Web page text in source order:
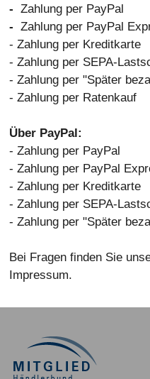
- Zahlung per PayPal
- Zahlung per PayPal
- Zahlung per Kreditkarte
- Zahlung per SEPA-
- Zahlung per "Später
- Zahlung per Ratenkauf
Über PayPal:
- Zahlung per PayPal
- Zahlung per PayPal
- Zahlung per Kreditkarte
- Zahlung per SEPA-
- Zahlung per "Später
Bei Fragen finden Sie
Impressum.